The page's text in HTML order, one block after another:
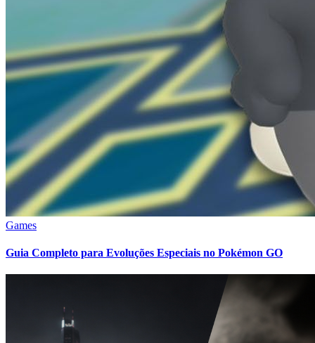
Games
Guia Completo para Evoluções Especiais no Pokémon GO